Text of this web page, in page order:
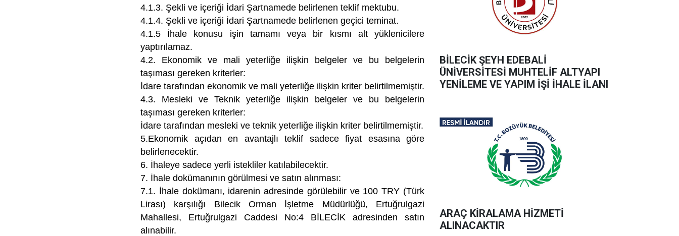
4.1.3. Şekli ve içeriği İdari Şartnamede belirlenen teklif mektubu.
4.1.4. Şekli ve içeriği İdari Şartnamede belirlenen geçici teminat.
4.1.5 İhale konusu işin tamamı veya bir kısmı alt yüklenicilere
yaptırılamaz.
4.2. Ekonomik ve mali yeterliğe ilişkin belgeler ve bu belgelerin
taşıması gereken kriterler:
İdare tarafından ekonomik ve mali yeterliğe ilişkin kriter belirtilmemiştir.
4.3. Mesleki ve Teknik yeterliğe ilişkin belgeler ve bu belgelerin
taşıması gereken kriterler:
İdare tarafından mesleki ve teknik yeterliğe ilişkin kriter belirtilmemiştir.
5.Ekonomik açıdan en avantajlı teklif sadece fiyat esasına göre
belirlenecektir.
6. İhaleye sadece yerli istekliler katılabilecektir.
7. İhale dokümanının görülmesi ve satın alınması:
7.1. İhale dokümanı, idarenin adresinde görülebilir ve 100 TRY (Türk
Lirası) karşılığı Bilecik Orman İşletme Müdürlüğü, Ertuğrulgazi
Mahallesi, Ertuğrulgazi Caddesi No:4 BİLECİK adresinden satın
alınabilir.
BİLECİK ŞEYH EDEBALİ
ÜNİVERSİTESİ MUHTELİF ALTYAPI
YENİLEME VE YAPIM İŞİ İHALE İLANI
ARAÇ KİRALAMA HİZMETİ
ALINACAKTIR